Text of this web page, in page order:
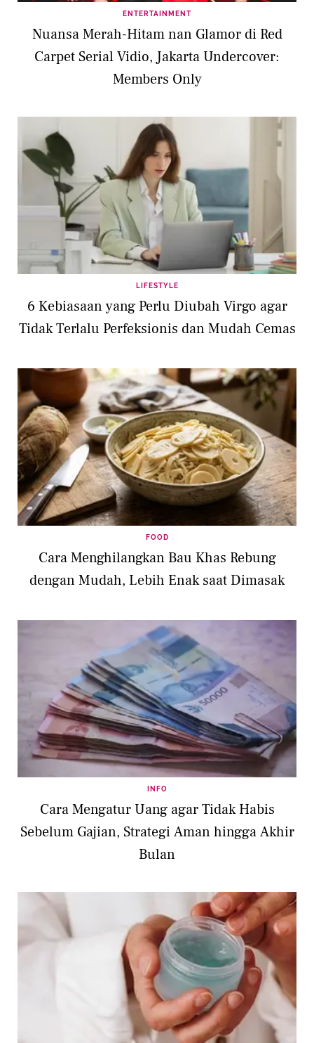
ENTERTAINMENT
Nuansa Merah-Hitam nan Glamor di Red
Carpet Serial Vidio, Jakarta Undercover:
Members Only
LIFESTYLE
6 Kebiasaan yang Perlu Diubah Virgo agar
Tidak Terlalu Perfeksionis dan Mudah Cemas
FOOD
Cara Menghilangkan Bau Khas Rebung
dengan Mudah, Lebih Enak saat Dimasak
INFO
Cara Mengatur Uang agar Tidak Habis
Sebelum Gajian, Strategi Aman hingga Akhir
Bulan